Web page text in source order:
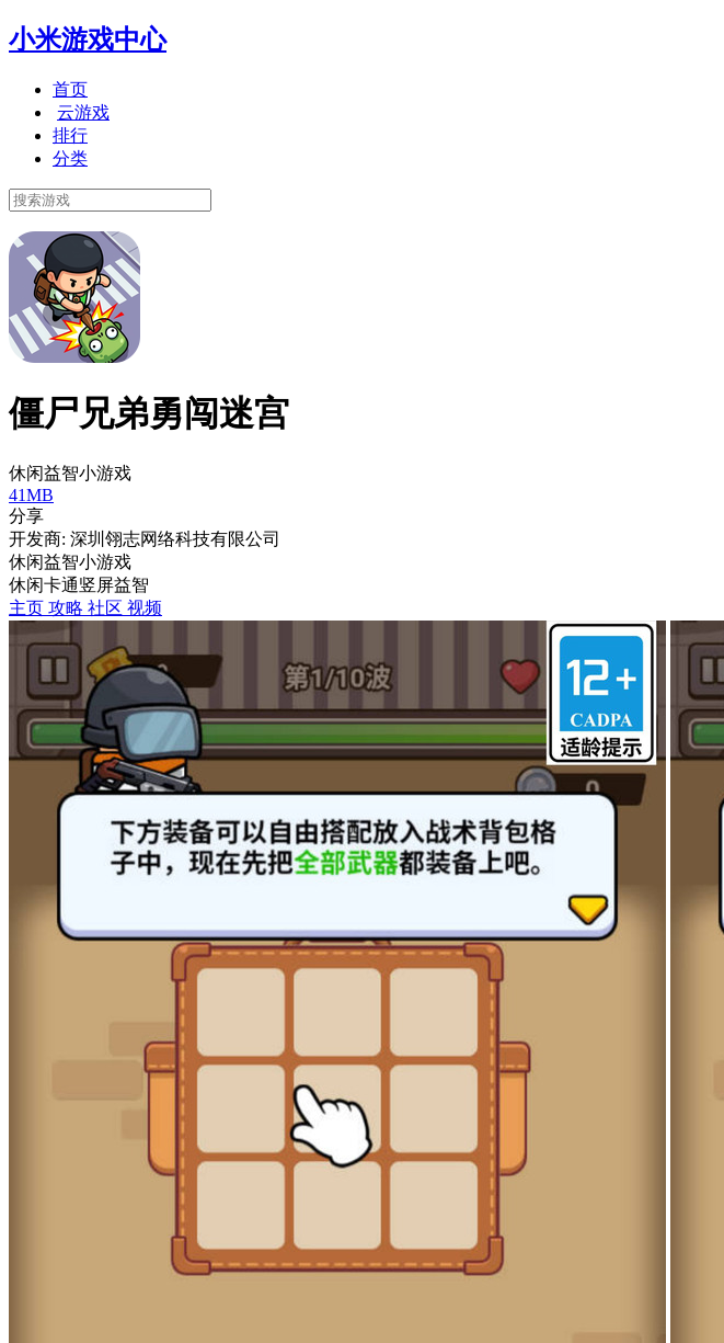
小米游戏中心
首页
云游戏
排行
分类
僵尸兄弟勇闯迷宫
休闲益智小游戏
41MB
分享
开发商: 深圳翎志网络科技有限公司
休闲益智小游戏
休闲卡通竖屏益智
主页 攻略 社区 视频